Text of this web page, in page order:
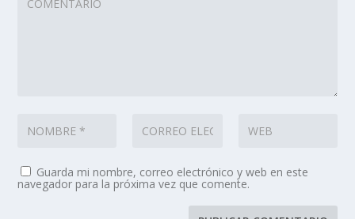
Guarda mi nombre, correo electrónico y web en este
navegador para la próxima vez que comente.